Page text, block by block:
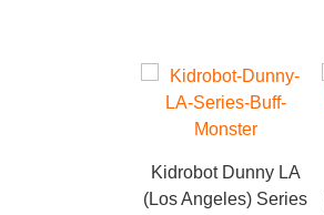
Kidrobot Dunny LA
(Los Angeles) Series